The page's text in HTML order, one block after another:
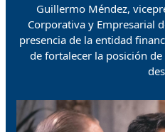
Guillermo Méndez,
Corporativa y Empresarial
presencia de la entidad
de fortalecer la posición